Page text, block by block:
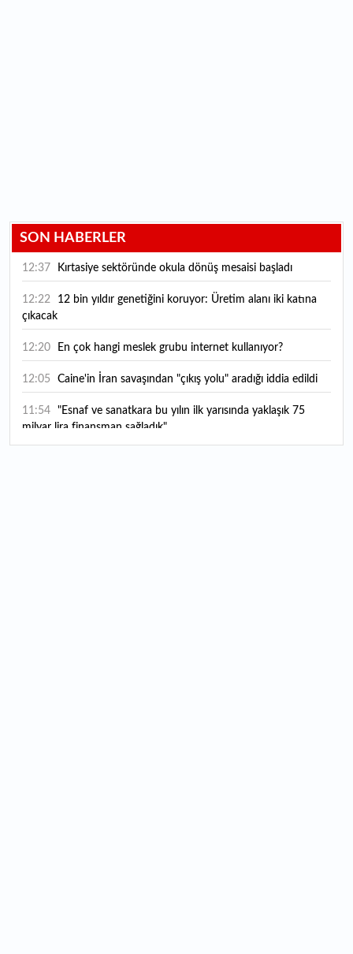
SON HABERLER
12:37 Kırtasiye sektöründe okula dönüş mesaisi başladı
12:22
çıkacak
12:20 En çok hangi meslek grubu internet kullanıyor?
12:05 Caine'in İran savaşından "çıkış yolu" aradığı iddia edildi
11:54
milyar lira finansman sağladık"